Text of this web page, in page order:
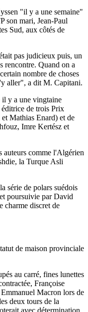
"il y a une semaine"
son mari, Jean-Paul
Sud, aux côtés de
pas judicieux puis, un
rencontre. Quand on a
nombre de choses
aller", a dit M. Capitani.
il y a une vingtaine
éditrice de trois Prix
Mathias Enard) et de
Imre Kertész et
auteurs comme l'Algérien
la Turque Asli
série de polars suédois
poursuivie par David
charme discret de
de maison provinciale
au carré, fines lunettes
Françoise
Macron lors de
deux tours de la
avec détermination